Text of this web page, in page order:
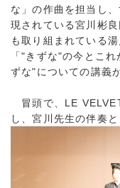
な」の作曲を担当し
現されている宮川彬
も取り組まれている
「"きずな"の今とこ
ずな"についての講義
冒頭で、LE
し、宮川先生の伴奏